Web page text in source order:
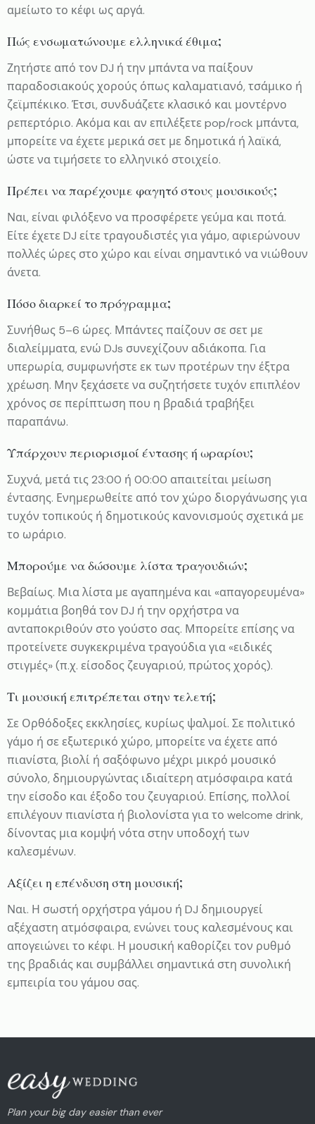
αμείωτο το κέφι ως αργά.
Πώς ενσωματώνουμε ελληνικά έθιμα;
Ζητήστε από τον DJ ή την μπάντα να παίξουν
παραδοσιακούς χορούς όπως καλαματιανό, τσάμικο ή
ζεϊμπέκικο. Έτσι, συνδυάζετε κλασικό και μοντέρνο
ρεπερτόριο. Ακόμα και αν επιλέξετε pop/rock μπάντα,
μπορείτε να έχετε μερικά σετ με δημοτικά ή λαϊκά,
ώστε να τιμήσετε το ελληνικό στοιχείο.
Πρέπει να παρέχουμε φαγητό στους μουσικούς;
Ναι, είναι φιλόξενο να προσφέρετε γεύμα και ποτά.
Είτε έχετε DJ είτε τραγουδιστές για γάμο, αφιερώνουν
πολλές ώρες στο χώρο και είναι σημαντικό να νιώθουν
άνετα.
Πόσο διαρκεί το πρόγραμμα;
Συνήθως 5–6 ώρες. Μπάντες παίζουν σε σετ με
διαλείμματα, ενώ DJs συνεχίζουν αδιάκοπα. Για
υπερωρία, συμφωνήστε εκ των προτέρων την έξτρα
χρέωση. Μην ξεχάσετε να συζητήσετε τυχόν επιπλέον
χρόνος σε περίπτωση που η βραδιά τραβήξει
παραπάνω.
Υπάρχουν περιορισμοί έντασης ή ωραρίου;
Συχνά, μετά τις 23:00 ή 00:00 απαιτείται μείωση
έντασης. Ενημερωθείτε από τον χώρο διοργάνωσης για
τυχόν τοπικούς ή δημοτικούς κανονισμούς σχετικά με
το ωράριο.
Μπορούμε να δώσουμε λίστα τραγουδιών;
Βεβαίως. Μια λίστα με αγαπημένα και «απαγορευμένα»
κομμάτια βοηθά τον DJ ή την ορχήστρα να
ανταποκριθούν στο γούστο σας. Μπορείτε επίσης να
προτείνετε συγκεκριμένα τραγούδια για «ειδικές
στιγμές» (π.χ. είσοδος ζευγαριού, πρώτος χορός).
Τι μουσική επιτρέπεται στην τελετή;
Σε Ορθόδοξες εκκλησίες, κυρίως ψαλμοί. Σε πολιτικό
γάμο ή σε εξωτερικό χώρο, μπορείτε να έχετε από
πιανίστα, βιολί ή σαξόφωνο μέχρι μικρό μουσικό
σύνολο, δημιουργώντας ιδιαίτερη ατμόσφαιρα κατά
την είσοδο και έξοδο του ζευγαριού. Επίσης, πολλοί
επιλέγουν πιανίστα ή βιολονίστα για το welcome drink,
δίνοντας μια κομψή νότα στην υποδοχή των
καλεσμένων.
Αξίζει η επένδυση στη μουσική;
Ναι. Η σωστή ορχήστρα γάμου ή DJ δημιουργεί
αξέχαστη ατμόσφαιρα, ενώνει τους καλεσμένους και
απογειώνει το κέφι. Η μουσική καθορίζει τον ρυθμό
της βραδιάς και συμβάλλει σημαντικά στη συνολική
εμπειρία του γάμου σας.
Plan your big day easier than ever